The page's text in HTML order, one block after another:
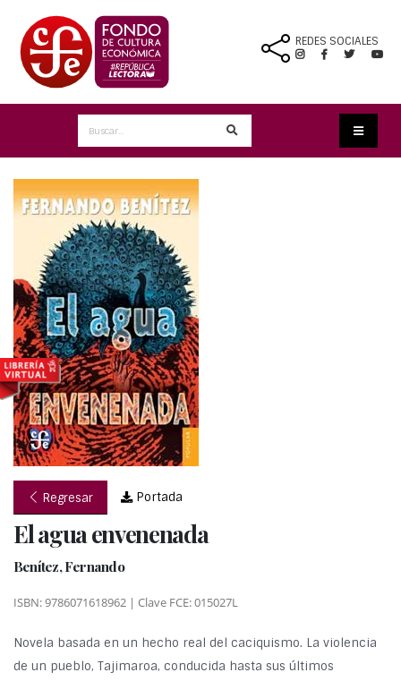
REDES SOCIALES
Regresar Portada
El agua envenenada
Benítez, Fernando
ISBN: 9786071618962 | Clave FCE: 015027L
Novela basada en un hecho real del caciquismo. La violencia
de un pueblo, Tajimaroa, conducida hasta sus últimos